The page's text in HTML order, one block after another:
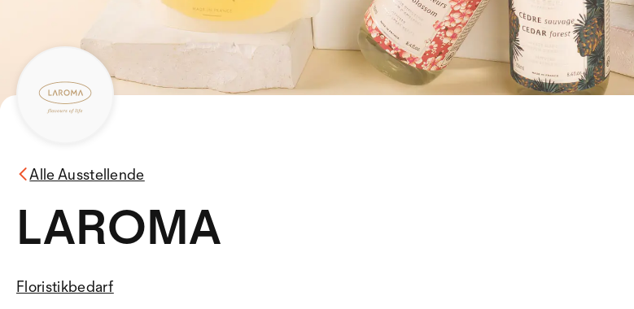
Alle Ausstellende
LAROMA
Floristikbedarf